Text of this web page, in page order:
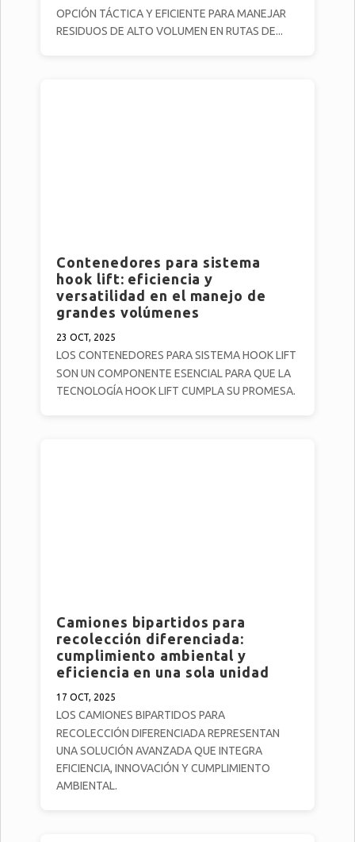
OPCIÓN TÁCTICA Y EFICIENTE PARA MANEJAR
RESIDUOS DE ALTO VOLUMEN EN RUTAS DE...
Contenedores para sistema
hook lift: eficiencia y
versatilidad en el manejo de
grandes volúmenes
23 OCT, 2025
LOS CONTENEDORES PARA SISTEMA HOOK LIFT
SON UN COMPONENTE ESENCIAL PARA QUE LA
TECNOLOGÍA HOOK LIFT CUMPLA SU PROMESA.
Camiones bipartidos para
recolección diferenciada:
cumplimiento ambiental y
eficiencia en una sola unidad
17 OCT, 2025
LOS CAMIONES BIPARTIDOS PARA
RECOLECCIÓN DIFERENCIADA REPRESENTAN
UNA SOLUCIÓN AVANZADA QUE INTEGRA
EFICIENCIA, INNOVACIÓN Y CUMPLIMIENTO
AMBIENTAL.